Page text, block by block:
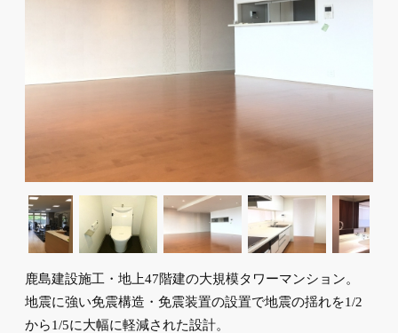
鹿島建設施工・地上47階建の大規模タワーマンション。
地震に強い免震構造・免震装置の設置で地震の揺れを1/2
から1/5に大幅に軽減された設計。